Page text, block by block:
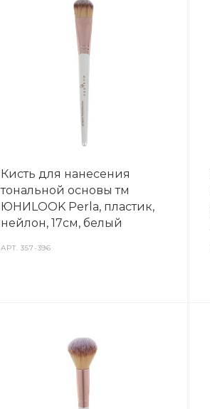
Кисть для нанесения
тональной основы тм
ЮНИLOOK Perla, пластик,
нейлон, 17см, белый
АРТ.357-396